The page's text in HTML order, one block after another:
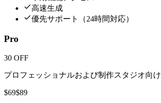
高速生成
優先サポート（24時間対応）
Pro
30 OFF
プロフェッショナルおよび制作スタジオ向け
$69$89